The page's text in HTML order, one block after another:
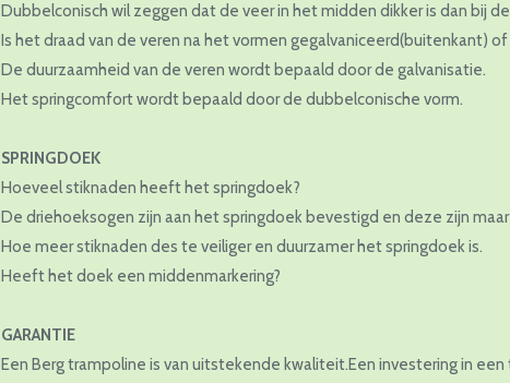
Dubbelconisch wil zeggen dat de veer in het midden dikker is dan bij
Is het draad van de veren na het vormen gegalvaniceerd(buitenkant)
De duurzaamheid van de veren wordt bepaald door de galvanisatie.
Het springcomfort wordt bepaald door de dubbelconische vorm.
SPRINGDOEK
Hoeveel stiknaden heeft het springdoek?
De driehoeksogen zijn aan het springdoek bevestigd en deze zijn
Hoe meer stiknaden des te veiliger en duurzamer het springdoek is.
Heeft het doek een middenmarkering?
GARANTIE
Een Berg trampoline is van uitstekende kwaliteit.Een investering in